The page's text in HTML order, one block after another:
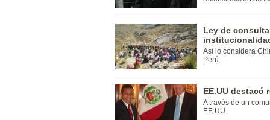
Ley de
Así lo considera
Perú.
EE.UU destacó
A través de un
EE.UU.